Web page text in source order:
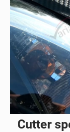
Cutter